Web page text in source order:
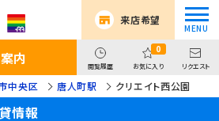
来店希望
内 閲覧履歴
0
お気に入り リクエスト
中央区 唐人町駅 クリエイト西公園
情報